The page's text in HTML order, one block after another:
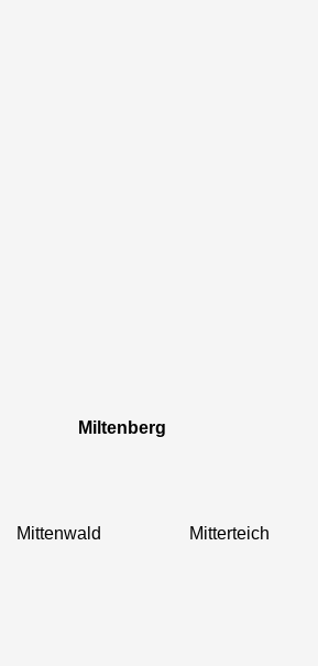
Miltenberg
Mittenwald